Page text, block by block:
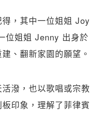
，其中一位姐姐 Joy
位姐姐 Jenny 出身於
、翻新家園的願望。
潑，也以歌唱或宗教
印象，理解了菲律賓